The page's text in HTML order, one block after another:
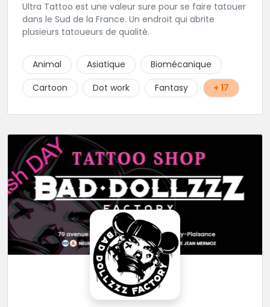
Ultra Tattoo est une valeur sure pour se faire tatouer
dans le Sud de la France. Un endroit qui abrite
plusieurs tatoueurs de qualité.
Animal Asiatique
Biomécanique
Cartoon
Dot work Fantasy + 17